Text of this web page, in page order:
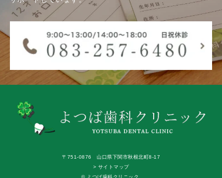
〒751-0876 山口県下関市秋根北町8-17
> サイトマップ
© よつば歯科クリニック.